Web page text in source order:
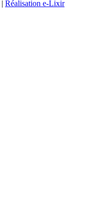
| Réalisation e-Lixir